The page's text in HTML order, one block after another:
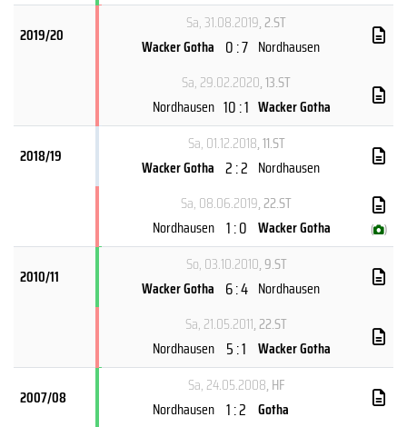
2019/20
Sa, 31.08.2019, 2.ST
Wacker Gotha 0 : 7 Nordhausen
Sa, 29.02.2020, 13.ST
Nordhausen 10 : 1 Wacker Gotha
2018/19
Sa, 01.12.2018, 11.ST
Wacker Gotha 2 : 2 Nordhausen
Sa, 08.06.2019, 22.ST
Nordhausen 1 : 0 Wacker Gotha ( )
2010/11
So, 03.10.2010, 9.ST
Wacker Gotha 6 : 4 Nordhausen
Sa, 21.05.2011, 22.ST
Nordhausen 5 : 1 Wacker Gotha
2007/08
Sa, 24.05.2008, HF
Nordhausen 1 : 2 Gotha